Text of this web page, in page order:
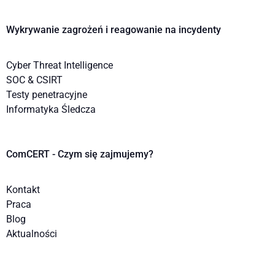
Wykrywanie zagrożeń i reagowanie na incydenty
Cyber Threat Intelligence
SOC & CSIRT
Testy penetracyjne
Informatyka Śledcza
ComCERT - Czym się zajmujemy?
Kontakt
Praca
Blog
Aktualności